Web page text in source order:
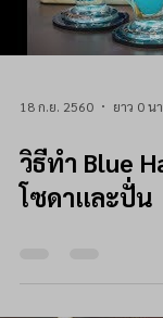
18 ก.ย. 2560 ยาว 0 น
วิธีทำ Blue
โซดาและปั่น